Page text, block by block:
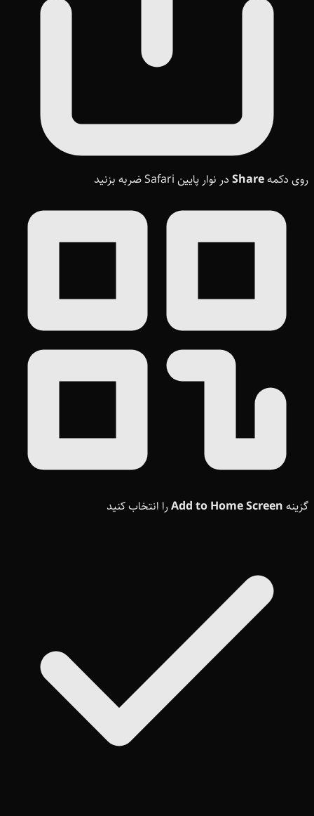
روی دکمهShare در نوار پایین Safari ضربه بزنید
گزینه Add to Home Screenرا انتخاب کنید